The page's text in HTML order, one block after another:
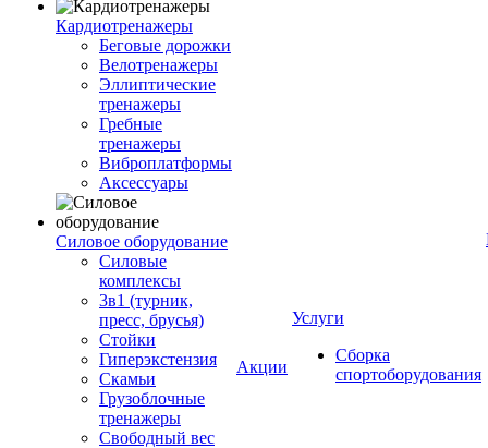
Кардиотренажеры
Беговые дорожки
Велотренажеры
Эллиптические
тренажеры
Гребные
тренажеры
Виброплатформы
Аксессуары
Силовое оборудование
Силовые
комплексы
3в1 (турник,
пресс, брусья)
Стойки
Гиперэкстензия
Скамьи
Грузоблочные
тренажеры
Свободный вес
Акции
Услуги
Сборка
спортоборудования